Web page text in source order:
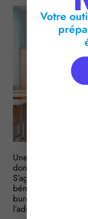
Une association est
donne en location à
S’agissant de
bénéfice d’une
bureaux et les
l’administration
Votre